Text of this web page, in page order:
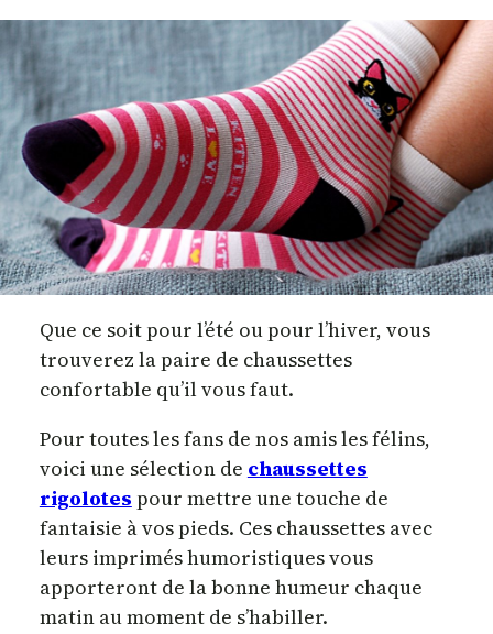
Que ce soit pour l’été ou pour l’hiver, vous
trouverez la paire de chaussettes
confortable qu’il vous faut.
Pour toutes les fans de nos amis les félins,
voici une sélection de chaussettes
rigolotes pour mettre une touche de
fantaisie à vos pieds. Ces chaussettes avec
leurs imprimés humoristiques vous
apporteront de la bonne humeur chaque
matin au moment de s’habiller.